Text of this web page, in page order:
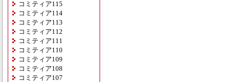
コミティア115
コミティア114
コミティア113
コミティア112
コミティア111
コミティア110
コミティア109
コミティア108
コミティア107